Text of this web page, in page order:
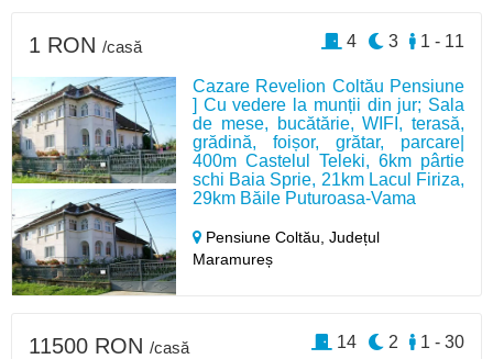
Cazare Revelion Coltău Pensiune
] Cu vedere la munții din jur; Sala
de mese, bucătărie, WIFI, terasă,
grădină, foișor, grătar, parcare|
400m Castelul Teleki, 6km pârtie
schi Baia Sprie, 21km Lacul Firiza,
29km Băile Puturoasa-Vama
Pensiune Coltău,Județul
Maramureș
1 RON /casă 1 - 11
3
4
11500 RON /casă 1 - 30
2
14